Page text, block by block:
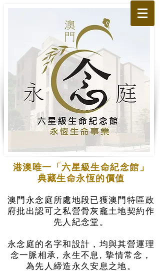
港澳唯一「六星級生命紀念館」
典藏生命永恆的價值
澳門永念庭所處地段已獲澳門特區政
府批出認可之私營骨灰龕土地契約作
先人紀念堂。
永念庭的名字和設計，均與其營運理
念一脈相承, 永生不息, 摯情常念，
為先人締造永久安息之地。